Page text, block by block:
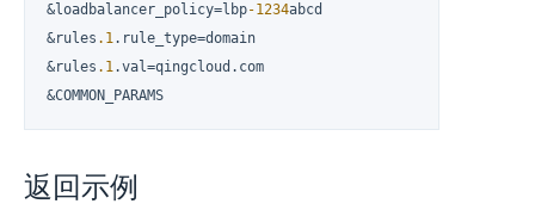
&loadbalancer_policy=lbp-1234abcd
&rules .1.rule_type=domain
&rules .1.val=qingcloud.com
&COMMON_PARAMS
返回示例